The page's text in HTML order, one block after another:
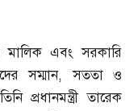
মালিক এবং সরকারি
সম্মান,সততা ও
প্রধানমন্ত্রী তারেক